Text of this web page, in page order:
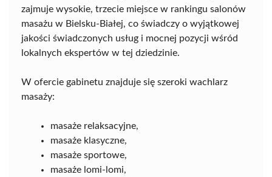
zajmuje wysokie, trzecie miejsce w rankingu salonów
masażu w Bielsku-Białej, co świadczy o wyjątkowej
jakości świadczonych usług i mocnej pozycji wśród
lokalnych ekspertów w tej dziedzinie.
W ofercie gabinetu znajduje się szeroki wachlarz
masaży:
masaże relaksacyjne,
masaże klasyczne,
masaże sportowe,
masaże lomi-lomi,